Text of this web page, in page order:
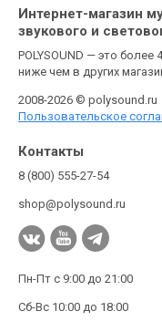
Интернет-магазин
звукового и
POLYSOUND — это
ниже чем в других
2008-2026 © polysound.ru
Пользовательское
Контакты
8 (800) 555-27-54
shop@polysound.ru
Пн-Пт с 9:00 до 21:00
Сб-Вс 10:00 до 18:00